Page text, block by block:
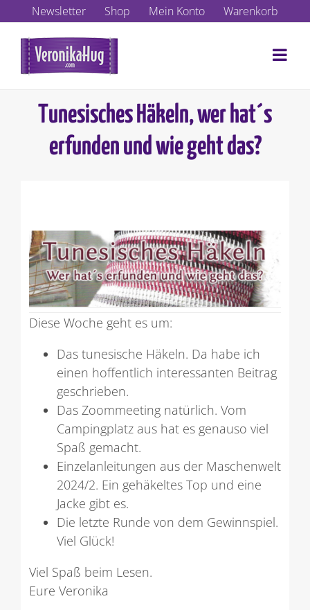
Inhalt
springen
Newsletter Shop Mein Konto Warenkorb
Tunesisches Häkeln, wer hat´s
erfunden und wie geht das?
Diese Woche geht es um:
Das tunesische Häkeln. Da habe ich
einen hoffentlich interessanten Beitrag
geschrieben.
Das Zoommeeting natürlich. Vom
Campingplatz aus hat es genauso viel
Spaß gemacht.
Einzelanleitungen aus der Maschenwelt
2024/2. Ein gehäkeltes Top und eine
Jacke gibt es.
Die letzte Runde von dem Gewinnspiel.
Viel Glück!
Viel Spaß beim Lesen.
Eure Veronika